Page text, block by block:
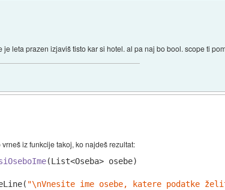
leta prazen izjaviš tisto kar si hotel. al pa naj bo bool. scope ti
iz funkcije takoj, ko najdeš rezultat:
(List<Oseba> osebe)
"\nVnesite ime osebe, katere podatke